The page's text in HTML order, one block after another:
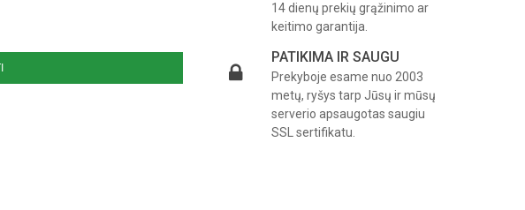
14 dienų prekių grąžinimo ar
keitimo garantija.
PATIKIMA IR SAUGU
Prekyboje esame nuo 2003
metų, ryšys tarp Jūsų ir mūsų
serverio apsaugotas saugiu
SSL sertifikatu.